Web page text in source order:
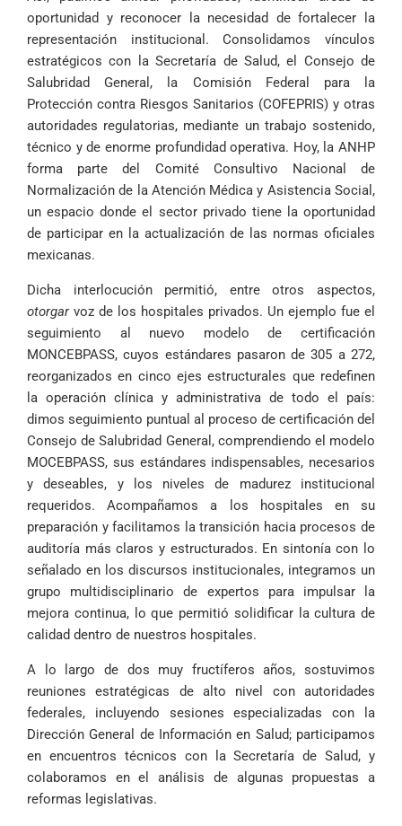
oportunidad y reconocer la necesidad de fortalecer la
representación institucional. Consolidamos vínculos
estratégicos con la Secretaría de Salud, el Consejo de
Salubridad General, la Comisión Federal para la
Protección contra Riesgos Sanitarios (COFEPRIS) y otras
autoridades regulatorias, mediante un trabajo sostenido,
técnico y de enorme profundidad operativa. Hoy, la ANHP
forma parte del Comité Consultivo Nacional de
Normalización de la Atención Médica y Asistencia Social,
un espacio donde el sector privado tiene la oportunidad
de participar en la actualización de las normas oficiales
mexicanas.
Dicha interlocución permitió, entre otros aspectos,
otorgarvoz de los hospitales privados. Un ejemplo fue el
seguimiento al nuevo modelo de certificación
MONCEBPASS, cuyos estándares pasaron de 305 a 272,
reorganizados en cinco ejes estructurales que redefinen
la operación clínica y administrativa de todo el país:
dimos seguimiento puntual al proceso de certificación del
Consejo de Salubridad General, comprendiendo el modelo
MOCEBPASS, sus estándares indispensables, necesarios
y deseables, y los niveles de madurez institucional
requeridos. Acompañamos a los hospitales en su
preparación y facilitamos la transición hacia procesos de
auditoría más claros y estructurados. En sintonía con lo
señalado en los discursos institucionales, integramos un
grupo multidisciplinario de expertos para impulsar la
mejora continua, lo que permitió solidificar la cultura de
calidad dentro de nuestros hospitales.
A lo largo de dos muy fructíferos años, sostuvimos
reuniones estratégicas de alto nivel con autoridades
federales, incluyendo sesiones especializadas con la
Dirección General de Información en Salud; participamos
en encuentros técnicos con la Secretaría de Salud, y
colaboramos en el análisis de algunas propuestas a
reformas legislativas.